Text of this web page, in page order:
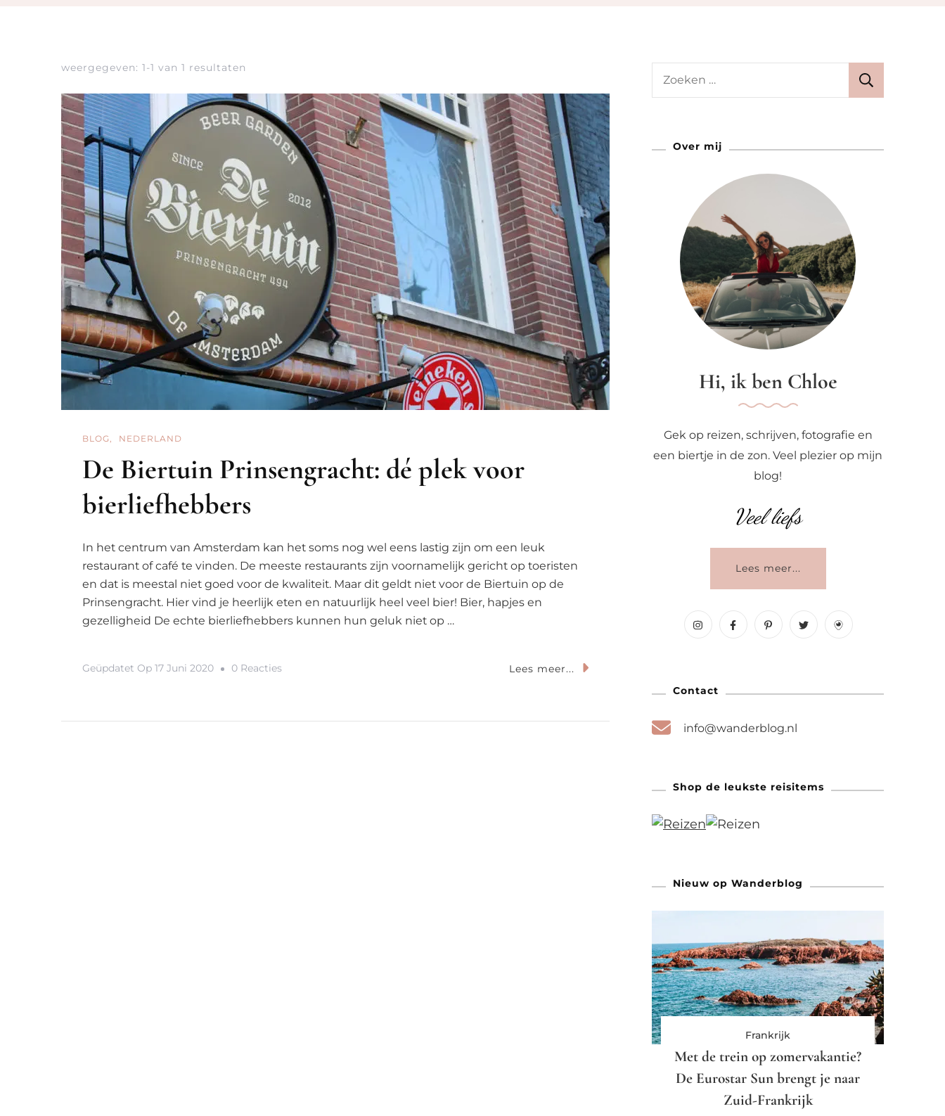
weergegeven: 1-1 van 1 resultaten
BLOG NEDERLAND
De Biertuin Prinsengracht: dé plek voor
bierliefhebbers
In het centrum van Amsterdam kan het soms nog wel eens lastig zijn om een leuk
restaurant of café te vinden. De meeste restaurants zijn voornamelijk gericht op toeristen
en dat is meestal niet goed voor de kwaliteit. Maar dit geldt niet voor de Biertuin op de
Prinsengracht. Hier vind je heerlijk eten en natuurlijk heel veel bier! Bier, hapjes en
gezelligheid De echte bierliefhebbers kunnen hun geluk niet op …
Geüpdatet Op 17 Juni 2020 0 ReactiesOp
Lees meer...
Zoeken
Over mij
Hi, ik ben Chloe
Gek op reizen, schrijven, fotografie en
een biertje in de zon. Veel plezier op mijn
blog!
Veel liefs
Lees meer...
Contact
info@wanderblog.nl
Shop de leukste reisitems
Nieuw op Wanderblog
Frankrijk
Met de trein op zomervakantie?
De Eurostar Sun brengt je naar
Zuid-Frankrijk